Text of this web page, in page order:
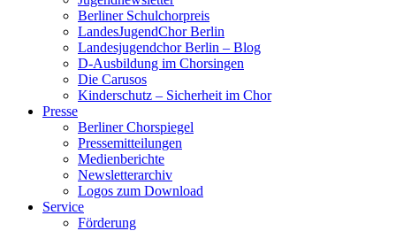
Berliner Schulchorpreis
LandesJugendChor Berlin
Landesjugendchor Berlin – Blog
D-Ausbildung im Chorsingen
Die Carusos
Kinderschutz – Sicherheit im Chor
Presse
Berliner Chorspiegel
Pressemitteilungen
Medienberichte
Newsletterarchiv
Logos zum Download
Service
Förderung